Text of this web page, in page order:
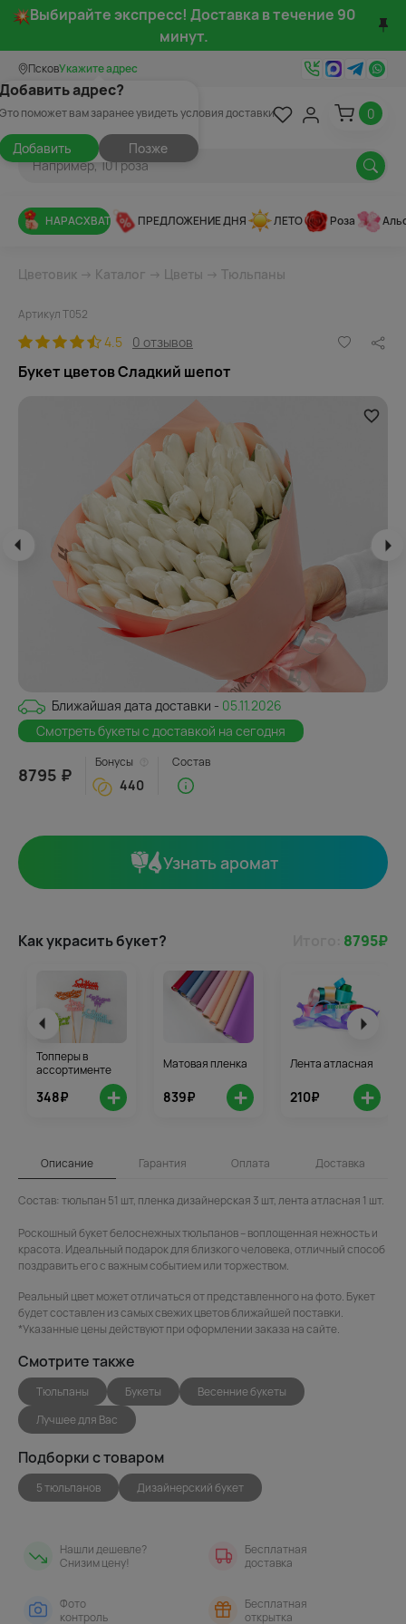
Выбирайте экспресс! Доставка в течение 90
минут.
ПсковУкажите адрес
адрес?
поможет вам заранее увидеть условия доставки
Добавить Позже
0
НАРАСХВАТ ПРЕДЛОЖЕНИЕ ДНЯ ЛЕТО Роза
Цветовик → Каталог → Цветы → Тюльпаны
Артикул Т052
4.5 0 отзывов
Букет цветов Сладкий шепот
Ближайшая дата доставки - 05.11.2026
Смотреть букеты с доставкой на сегодня
8795 ₽
Бонусы
440
Состав
Узнать аромат
Как украсить букет? 8795₽
Топперы в
ассортименте
348₽ +
Матовая пленка
839₽ +
Лента атласная
210₽ +
Описание Гарантия Оплата Доставка
Состав: тюльпан 51 шт, пленка дизайнерская 3 шт, лента атласная 1 шт.
Роскошный букет белоснежных тюльпанов – воплощенная нежность и
красота. Идеальный подарок для близкого человека, отличный способ
поздравить его с важным событием или торжеством.
Реальный цвет может отличаться от представленного на фото. Букет
будет составлен из самых свежих цветов ближайшей поставки.
*Указанные цены действуют при оформлении заказа на сайте.
Смотрите также
Тюльпаны Букеты
Весенние букеты
Лучшее для Вас
Подборки с товаром
5 тюльпанов Дизайнерский букет
Нашли дешевле?
Снизим цену!
Бесплатная
доставка
Фото
контроль
Бесплатная
открытка